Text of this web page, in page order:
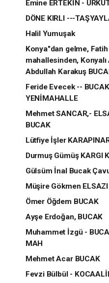
Emine ERTEKİN -
DÖNE KIRLI ---
Halil Yumuşak
Konya"dan gelme, Fatih
mahallesinden, Konyalı
Abdullah Karakuş
Feride Evecek -- BUCAK
YENİMAHALLE
Mehmet SANCAR,-
BUCAK
Lütfiye İşler
Durmuş Gümüş KARGI
Gülsüm İnal Bucak
Müşire Gökmen ELSAZI
Ömer Öğdem BUCAK
Ayşe Erdoğan, BUCAK
Muhammet İzgü -
MAH
Mehmet Acar BUCAK
Fevzi Bülbül -